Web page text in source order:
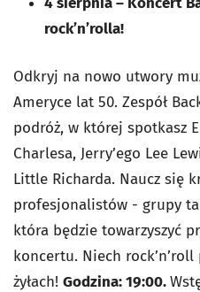
rock’n’rolla!
Odkryj na nowo utwory
Ameryce lat 50. Zespół
podróż, w której spotkasz
Charlesa, Jerry’ego Lee
Little Richarda. Naucz się
profesjonalistów - grupy
która będzie towarzyszyć
koncertu. Niech rock’n’roll
żyłach! Godzina: 19:00.